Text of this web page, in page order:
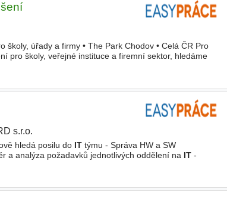
školy, úřady a firmy • The Park Chodov • Celá ČR Pro
pro školy, veřejné instituce a firemní sektor, hledáme
s.r.o.
hledá posilu do ITtýmu - Správa HW a SW
a analýza požadavků jednotlivých oddělení na IT-